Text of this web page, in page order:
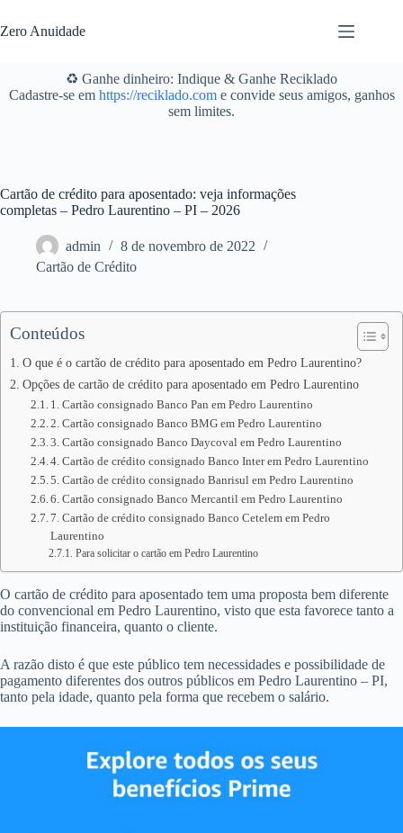
para
o
Zero Anuidade
♻️ Ganhe dinheiro: Indique & Ganhe Reciklado
Cadastre-se em https://reciklado.come convide seus amigos, ganhos
sem limites.
Cartão de crédito para aposentado: veja informações
completas – Pedro Laurentino – PI – 2026
admin
8 de novembro de 2022
Cartão de Crédito
Conteúdos
O que é o cartão de crédito para aposentado em Pedro Laurentino?
Opções de cartão de crédito para aposentado em Pedro Laurentino
1. Cartão consignado Banco Pan em Pedro Laurentino
2. Cartão consignado Banco BMG em Pedro Laurentino
3. Cartão consignado Banco Daycoval em Pedro Laurentino
4. Cartão de crédito consignado Banco Inter em Pedro Laurentino
5. Cartão de crédito consignado Banrisul em Pedro Laurentino
6. Cartão consignado Banco Mercantil em Pedro Laurentino
7. Cartão de crédito consignado Banco Cetelem em Pedro
Laurentino
Para solicitar o cartão em Pedro Laurentino
O cartão de crédito para aposentado tem uma proposta bem diferente
do convencional em Pedro Laurentino, visto que esta favorece tanto a
instituição financeira, quanto o cliente.
A razão disto é que este público tem necessidades e possibilidade de
pagamento diferentes dos outros públicos em Pedro Laurentino – PI,
tanto pela idade, quanto pela forma que recebem o salário.